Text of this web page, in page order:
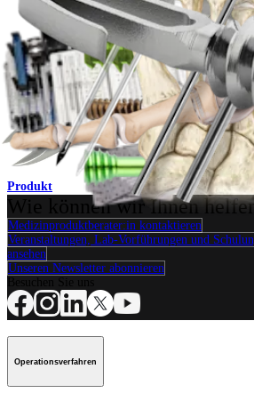
Produkt
Fuß & Sprunggelenk
DynaNite®PIP-Hammerzeh-
Produkt
Wie können wir Ihnen
Medizinproduktberater:in kontaktieren
Veranstaltungen, Lab-Vorführungen und
ansehen
Unseren Newsletter abonnieren
Operationsverfahren